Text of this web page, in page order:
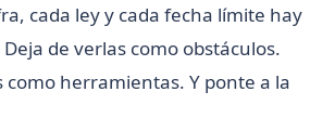
cada ley y cada fecha límite hay
de verlas como obstáculos.
como herramientas. Y ponte a la